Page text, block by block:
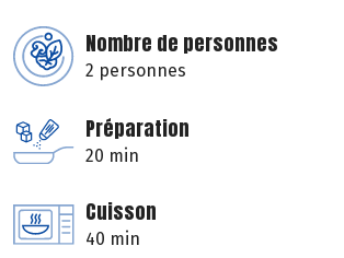
Nombre de personnes
2 personnes
Préparation
20 min
Cuisson
40 min